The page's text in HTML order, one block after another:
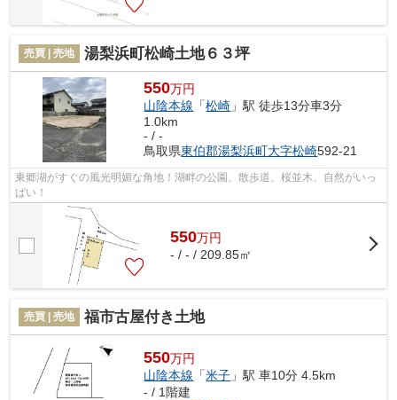
売買 | 売地 湯梨浜町松崎土地６３坪
550万円
山陰本線 「松崎 」駅 徒歩13分車3分
1.0km
- / -
鳥取県東伯郡湯梨浜町大字松崎592-21
東郷湖がすぐの風光明媚な角地！湖畔の公園、散歩道、桜並木、自然がいっ
ぱい！
550万円
- / - / 209.85㎡
売買 | 売地 福市古屋付き土地
550万円
山陰本線 「米子 」駅 車10分 4.5km
- / 1階建